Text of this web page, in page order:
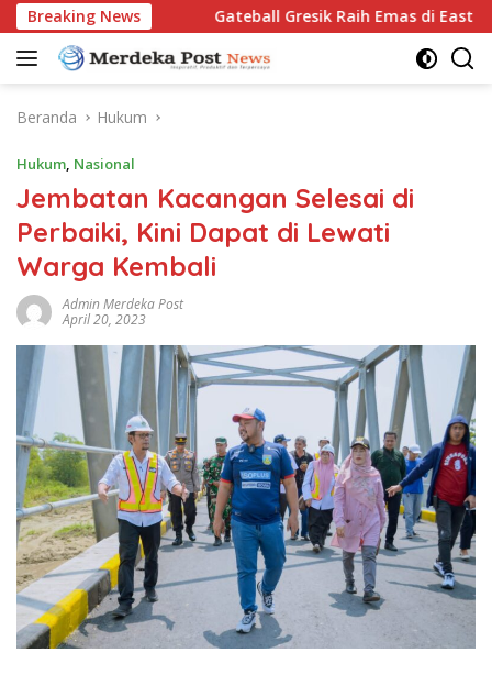
Langsung
ke
konten
Breaking News
2026 Gateball Gresik Raih Emas di East Java
Beranda Hukum
Hukum, Nasional
Jembatan Kacangan Selesai di
Perbaiki, Kini Dapat di Lewati
Warga Kembali
Admin Merdeka Post
April 20, 2023